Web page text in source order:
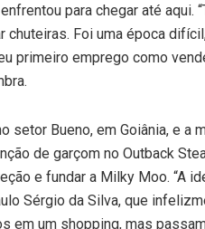
para chegar até aqui.
Foi uma época
primeiro emprego como
setor Bueno, em Goiânia, e a
de garçom no Outback
e fundar a Milky Moo. “A
Sérgio da Silva, que
em um shopping, mas